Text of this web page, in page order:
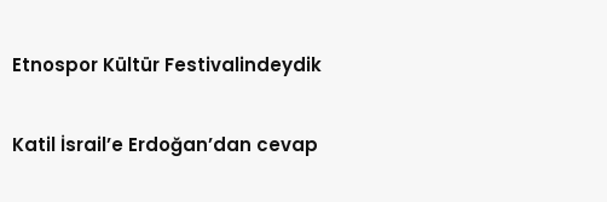
Etnospor Kültür Festivalindeydik
Katil İsrail’e Erdoğan’dan cevap